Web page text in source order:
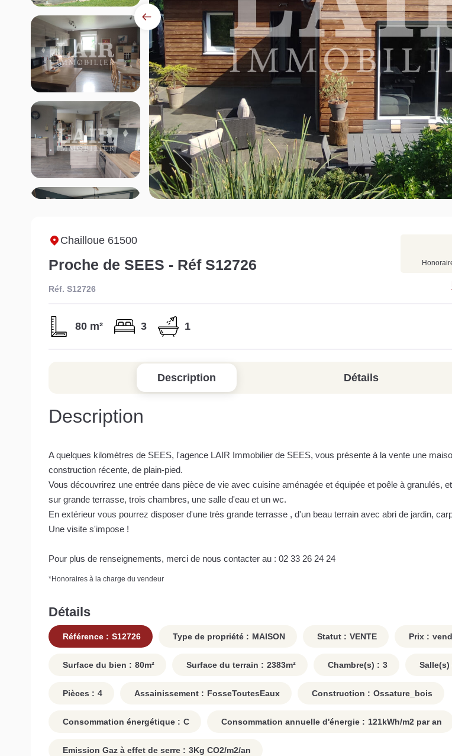
Chailloue 61500
Proche de SEES - Réf S12726
Réf. S12726
80 m² 3 1
Description Détails
Description
A quelques kilomètres de SEES, l'agence LAIR Immobilier de SEES, vous présente à la vente une
construction récente, de plain-pied.
Vous découvrirez une entrée dans pièce de vie avec cuisine aménagée et équipée et poêle à granulés,
sur grande terrasse, trois chambres, une salle d'eau et un wc.
En extérieur vous pourrez disposer d'une très grande terrasse , d'un beau terrain avec abri de jardin,
Une visite s'impose !
Pour plus de renseignements, merci de nous contacter au : 02 33 26 24 24
*Honoraires à la charge du vendeur
Détails
Référence : S12726 Type de propriété : MAISON Statut : VENTE Prix :
Surface du bien : 80m² Surface du terrain : 2383m² Chambre(s) : 3 Salle(s)
Pièces : 4 Assainissement : FosseToutesEaux Construction : Ossature_bois
Consommation énergétique : C Consommation annuelle d'énergie : 121kWh/m2 par an
Emission Gaz à effet de serre : 3Kg CO2/m2/an